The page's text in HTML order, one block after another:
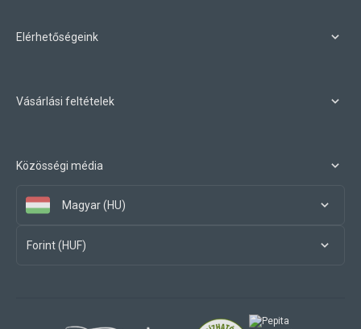
Elérhetőségeink
Vásárlási feltételek
Közösségi média
Magyar (HU)
Forint (HUF)